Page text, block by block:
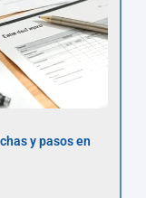
y pasos en